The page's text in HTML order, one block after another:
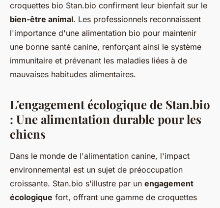
croquettes bio Stan.bio confirment leur bienfait sur le
bien-être animal. Les professionnels reconnaissent
l'importance d'une alimentation bio pour maintenir
une bonne santé canine, renforçant ainsi le système
immunitaire et prévenant les maladies liées à de
mauvaises habitudes alimentaires.
L'engagement écologique de Stan.bio
: Une alimentation durable pour les
chiens
Dans le monde de l'alimentation canine, l'impact
environnemental est un sujet de préoccupation
croissante. Stan.bio s'illustre par un engagement
écologique fort, offrant une gamme de croquettes